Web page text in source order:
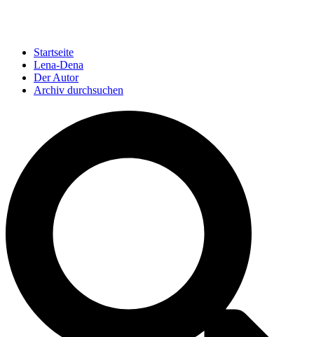
Startseite
Lena-Dena
Der Autor
Archiv durchsuchen